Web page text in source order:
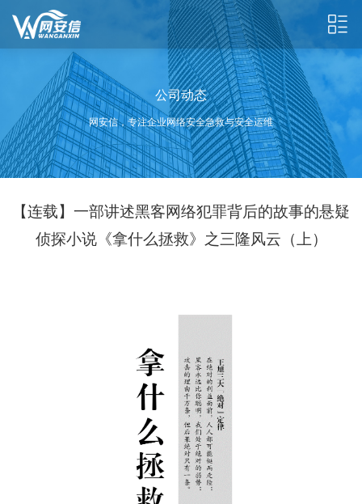
公司动态
网安信，专注企业网络安全急救与安全运维
【连载】一部讲述黑客网络犯罪背后的故事的悬疑
侦探小说《拿什么拯救》之三隆风云（上）